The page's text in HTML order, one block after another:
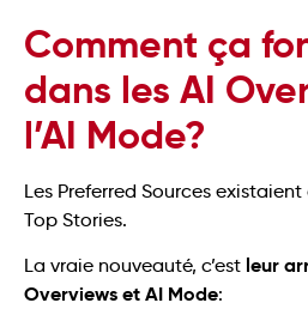
Comment ça
dans les AI
l’AI Mode?
Les Preferred Sources
Top Stories.
La vraie nouveauté, c’est leur
Overviews et AI Mode: